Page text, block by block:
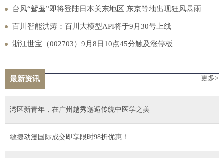
台风“鸳鸯”即将登陆日本关东地区 东京等地出现狂风暴雨
百川智能洪涛：百川大模型API将于9月30号上线
浙江世宝（002703）9月8日10点45分触及涨停板
最新资讯 更多>
湾区新青年，在广州越秀邂逅传统中医学之美
敏捷动漫国际成交即享限时98折优惠！